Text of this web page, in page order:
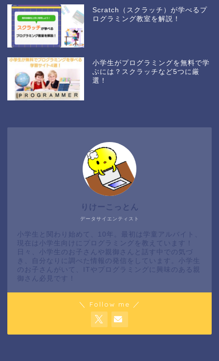
Scratch（スクラッチ）が学べるプ
ログラミング教室を解説！
小学生がプログラミングを無料で学
ぶには？スクラッチなど5つに厳
選！
データサイエンティスト
りけーこっとん
小学生と関わり始めて、10年。最初は学童アルバイト、
現在は小学生向けにプログラミングを教えています！
日々、小学生のお子さんや親御さんと話す中での気づ
き、自分なりに調べた情報の発信をしています。小学生
のお子さんがいて、ITやプログラミングに興味のある親
御さん必見です！
＼ Follow me ／